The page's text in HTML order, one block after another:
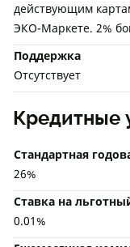
действующим
ЭКО-Маркете. 2%
Поддержка
Отсутствует
Кредитные
Стандартная
26%
Ставка на
0.01%